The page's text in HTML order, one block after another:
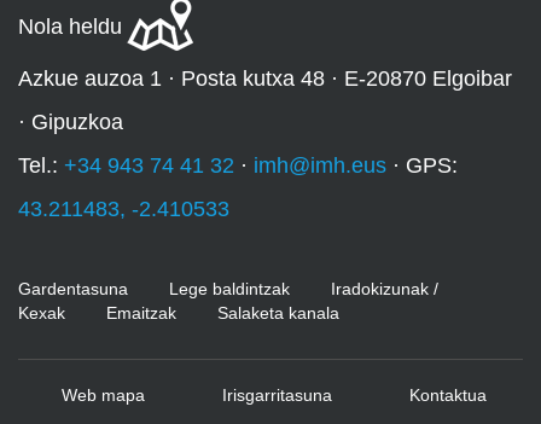
Nola heldu
Azkue auzoa 1 · Posta kutxa 48 · E-20870 Elgoibar
· Gipuzkoa
Tel.: +34 943 74 41 32 · imh@imh.eus · GPS:
43.211483, -2.410533
Gardentasuna Lege baldintzak
Iradokizunak /
Kexak
Emaitzak Salaketa kanala
Web mapa Irisgarritasuna Kontaktua